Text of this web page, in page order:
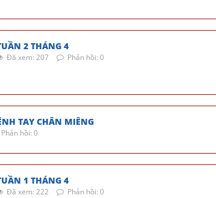
2 THÁNG 4
Đã xem: 207 Phản hồi: 0
TAY CHÂN MIÊNG
Phản hồi: 0
1 THÁNG 4
Đã xem: 222 Phản hồi: 0